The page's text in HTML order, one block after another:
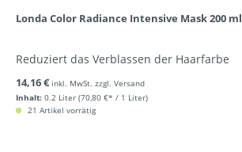
Londa Color Radiance Intensive Mask 200 ml
Reduziert das Verblassen der Haarfarbe
Inhalt: 0.2 Liter (70,80 €* / 1 Liter)
14,16 € inkl. MwSt. zzgl. Versand
21 Artikel vorrätig